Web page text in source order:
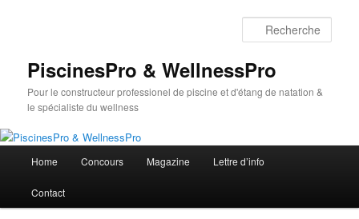
PiscinesPro & WellnessPro
Pour le constructeur professionel de piscine et d'étang de natation &
le spécialiste du wellness
principal
Home Concours Magazine Lettre d’info
Contact